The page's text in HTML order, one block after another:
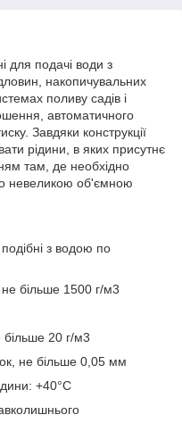
для подачі води з
накопичувальних
поливу садів і
автоматичного
Завдяки конструкції
рідини, в яких присутнє
там, де необхідно
невеликою об'ємною
з водою по
не більше 1500 г/м3
більше 20 г/м3
не більше 0,05 мм
+40°С